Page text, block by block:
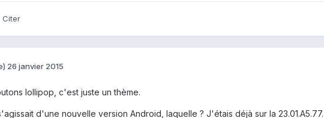
Citer
26 janvier 2015
lollipop, c'est juste un thème.
d'une nouvelle version Android, laquelle ? J'étais déjà sur la